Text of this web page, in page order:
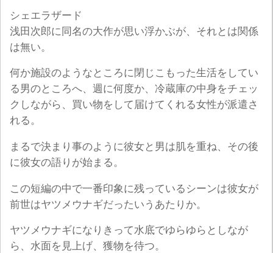
シェエラザード
浅田次郎に同名の大作が思い浮かぶが、それとは関係
は無い。
何か施設のようなところに閉じこもった生活をしてい
る男のところへ、週に何度か、冷蔵庫の中身をチェッ
クしながら、買い物をして届けてくれる女性が派遣さ
れる。
まるで決まり事のように彼女と男は肌を重ね、その後
に彼女の語りが始まる。
この短編の中で一番印象に残っているシーンは彼女が
前世はヤツメウナギだったいうあたりか。
ヤツメウナギになりきって水底でゆらゆらとしなが
ら、水面を見上げ、獲物を待つ。